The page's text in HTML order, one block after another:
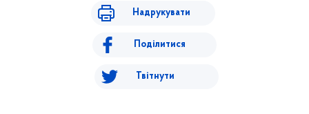
Надрукувати
Поділитися
Твітнути